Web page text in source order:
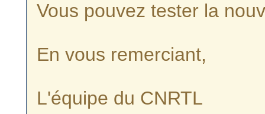
Vous pouvez tester la
En vous remerciant,
L'équipe du CNRTL